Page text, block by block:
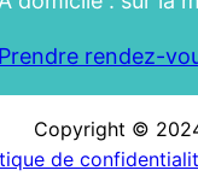
rendez-
Copyright ©
de